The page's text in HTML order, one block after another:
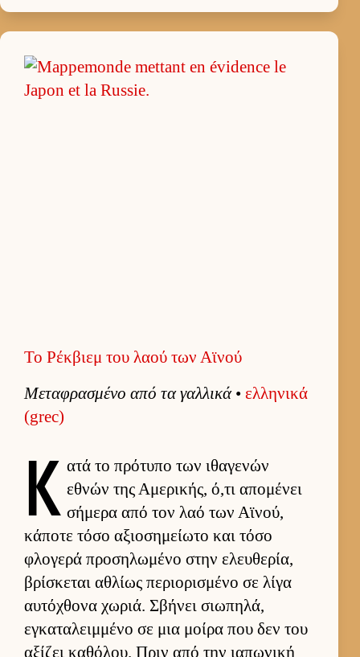
Το Ρέκβιεμ του λαού των Αϊνού
Μεταφρασμένο από τα γαλ­λικά• ελ­ληνικά
(grec)
Κ ατά το πρότυπο των ιθαγενών
εθνών της Αμερικής, ό,τι απομένει
σήμερα από τον λαό των Αϊνού,
κάποτε τόσο αξιο­σημεί­ωτο και τόσο
φλογερά προσηλωμένο στην ελευ­θερία,
βρίσκεται αθλίως περιο­ρισμένο σε λίγα
αυ­τόχθονα χωριά. Σβήνει σιω­πηλά,
εγκαταλειμ­μένο σε μια μοίρα που δεν του
αξίζει καθόλου. Πριν από την ια­πωνική